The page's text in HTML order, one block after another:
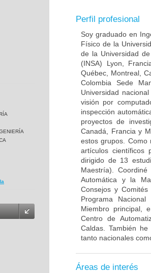
Perfil profesional
Soy graduado en
Físico de la
de la Universidad
(INSA) Lyon,
Québec, Montreal,
Colombia Sede
Universidad
visión por
inspección
proyectos de
Canadá, Francia y
estos grupos. Como
artículos científicos
dirigido de 13
Maestría).
Automática y la
Consejos y
Programa Nacional
Miembro principal,
Centro de
Caldas. También
tanto nacionales
Áreas de interés